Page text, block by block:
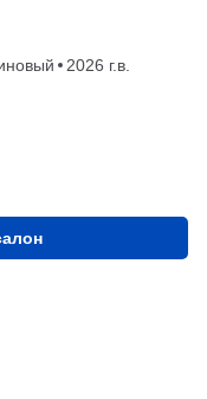
2026 г.в.